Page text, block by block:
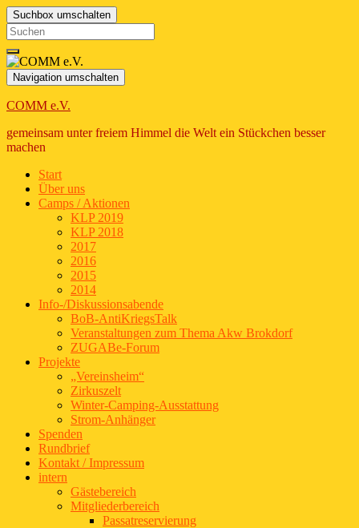
Suchbox umschalten
Search
for:
Navigation umschalten
COMM e.V.
gemeinsam unter freiem Himmel die Welt ein Stückchen besser
machen
Start
Über uns
Camps / Aktionen
KLP 2019
KLP 2018
2017
2016
2015
2014
Info-/Diskussionsabende
BoB-AntiKriegsTalk
Veranstaltungen zum Thema Akw Brokdorf
ZUGABe-Forum
Projekte
„Vereinsheim“
Zirkuszelt
Winter-Camping-Ausstattung
Strom-Anhänger
Spenden
Rundbrief
Kontakt / Impressum
intern
Gästebereich
Mitgliederbereich
Passatreservierung